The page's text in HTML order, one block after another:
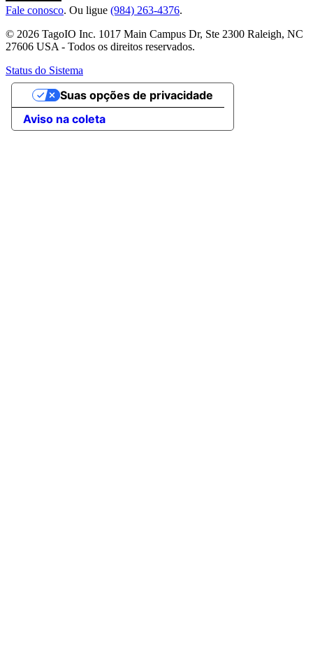
Fale conosco. Ou ligue (984) 263-4376.
© 2026 TagoIO Inc. 1017 Main Campus Dr, Ste 2300 Raleigh, NC
27606 USA - Todos os direitos reservados.
Status do Sistema
Aviso na coleta
Suas opções de privacidade